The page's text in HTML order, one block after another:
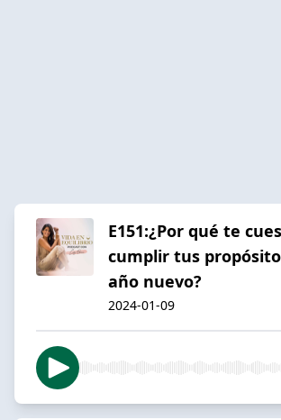
E151:¿Por qué te
cumplir tus
año nuevo?
2024-01-09